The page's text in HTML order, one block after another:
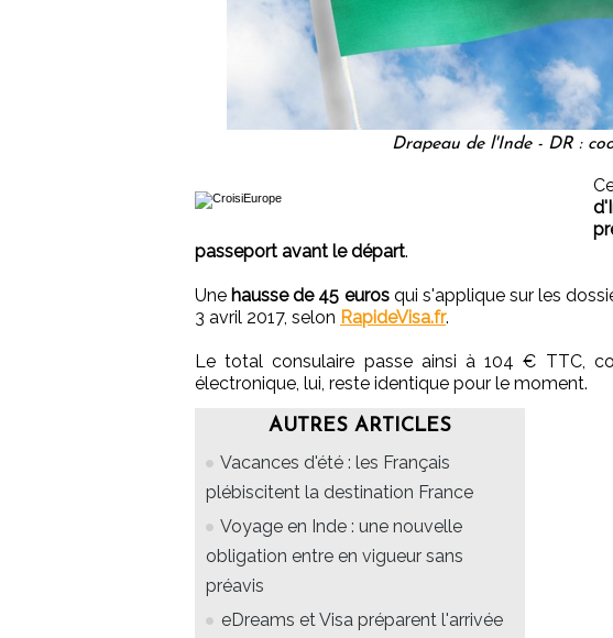
Drapeau de l'Inde - DR :
passeport avant le départ.
Une hausse de 45 eurosqui s'applique sur les
3 avril 2017, selon RapideVisa.fr.
Le total consulaire passe ainsi à 104 € TTC,
électronique, lui, reste identique pour le moment.
AUTRES ARTICLES
Vacances d'été : les Français
plébiscitent la destination France
Voyage en Inde : une nouvelle
obligation entre en vigueur sans
préavis
eDreams et Visa préparent l'arrivée